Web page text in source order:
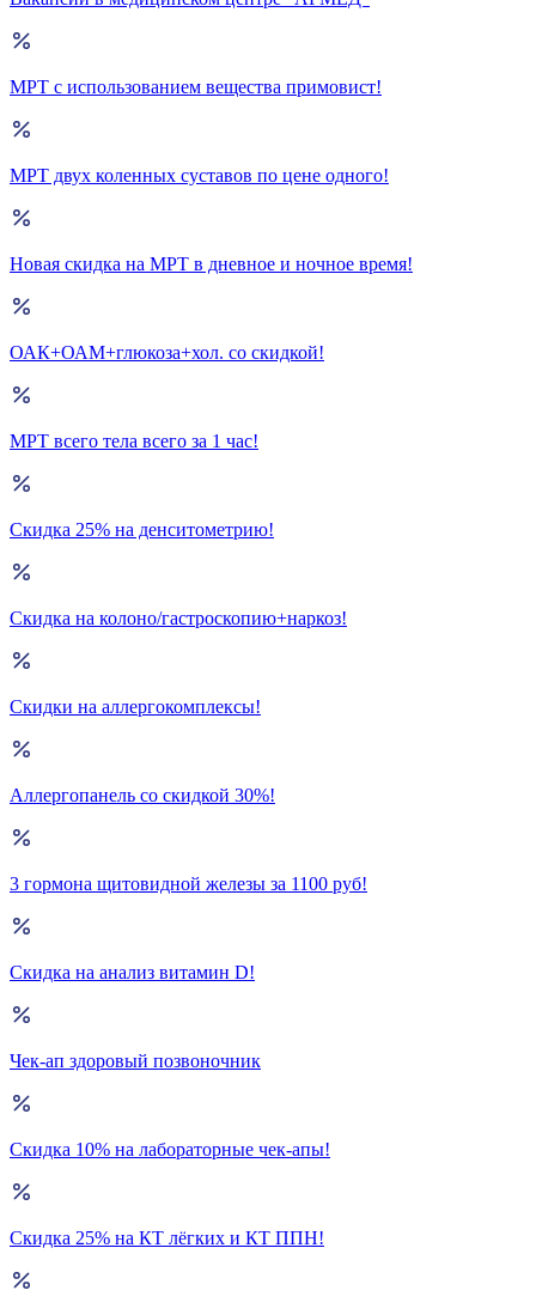
МРТ с использованием вещества примовист!
МРТ двух коленных суставов по цене одного!
Новая скидка на МРТ в дневное и ночное время!
ОАК+ОАМ+глюкоза+хол. со скидкой!
МРТ всего тела всего за 1 час!
Скидка 25% на денситометрию!
Скидка на колоно/гастроскопию+наркоз!
Скидки на аллергокомплексы!
Аллергопанель со скидкой 30%!
3 гормона щитовидной железы за 1100 руб!
Скидка на анализ витамин D!
Чек-ап здоровый позвоночник
Скидка 10% на лабораторные чек-апы!
Скидка 25% на КТ лёгких и КТ ППН!